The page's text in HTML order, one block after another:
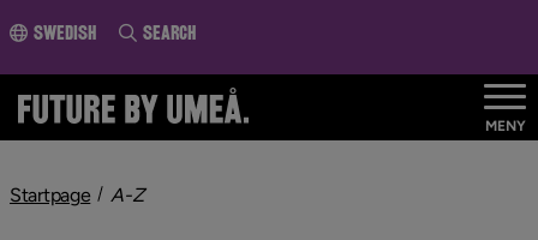
page content
Swedish Search
MENY
Startpage A-Znivå i brödsmulenavigeringen